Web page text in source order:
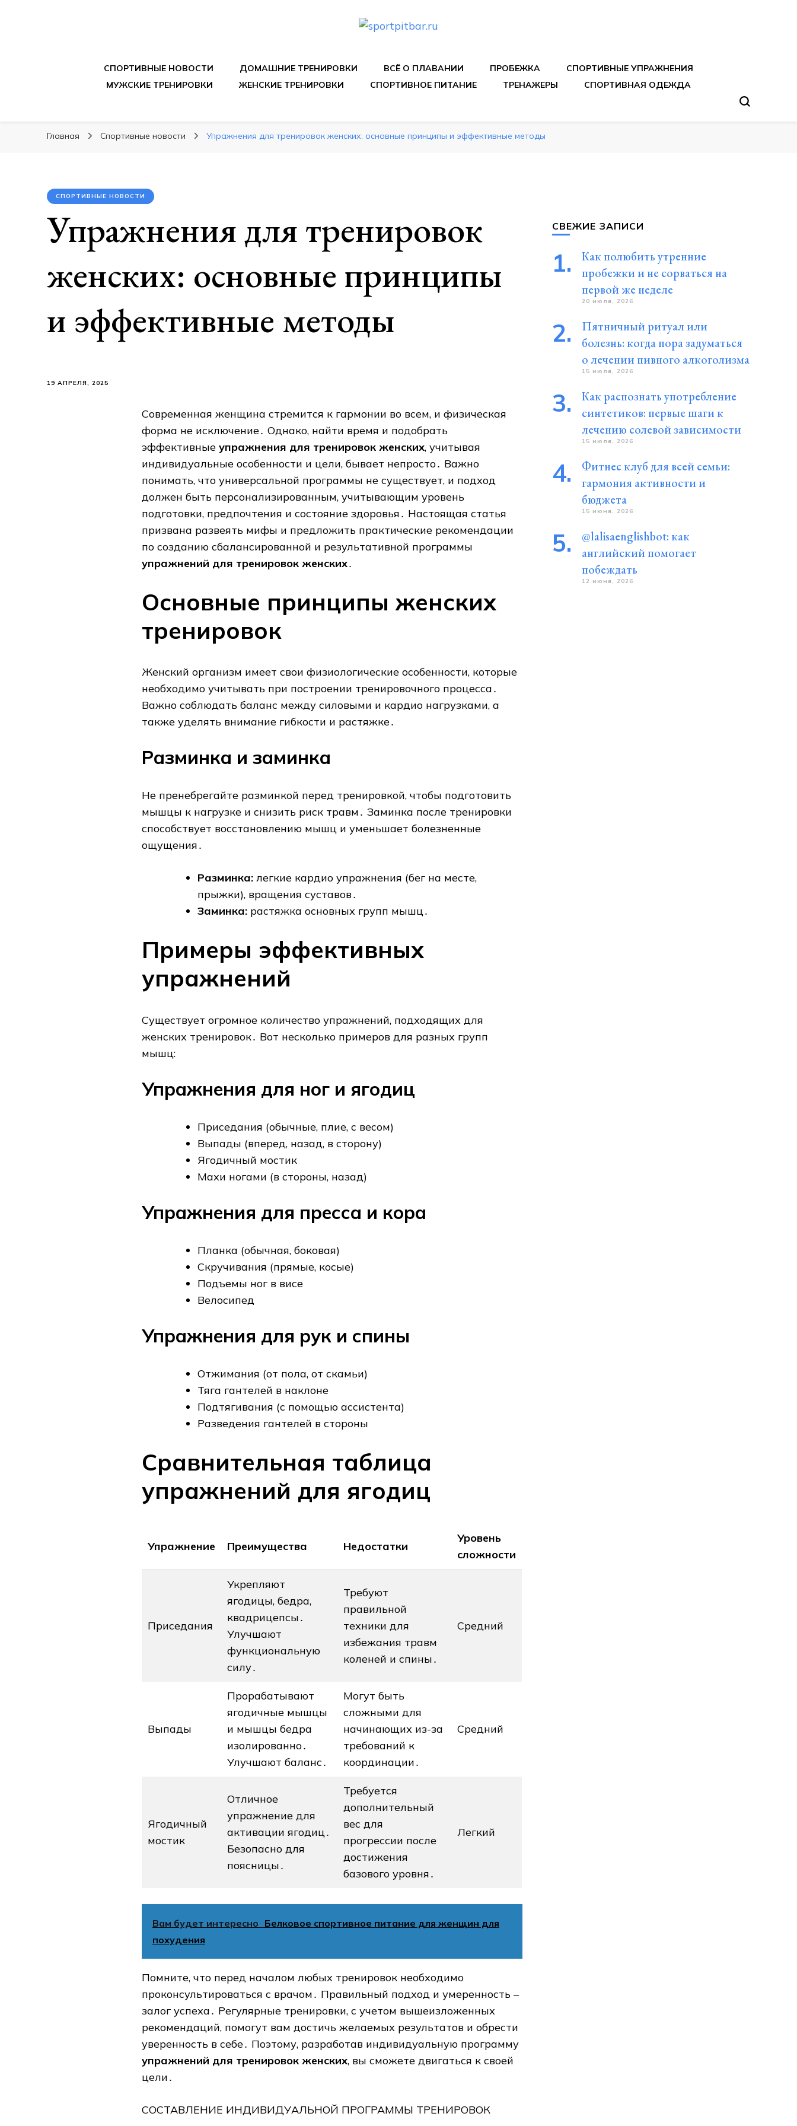
СПОРТИВНЫЕ НОВОСТИ ДОМАШНИЕ ТРЕНИРОВКИ ВСЁ О ПЛАВАНИИ ПРОБЕЖКА
СПОРТИВНЫЕ УПРАЖНЕНИЯ
МУЖСКИЕ ТРЕНИРОВКИ
ЖЕНСКИЕ ТРЕНИРОВКИ СПОРТИВНОЕ ПИТАНИЕ ТРЕНАЖЕРЫ СПОРТИВНАЯ ОДЕЖДА
Главная Спортивные новости Упражнения для тренировок женских: основные принципы и эффективные методы
СПОРТИВНЫЕ НОВОСТИ
Упражнения для тренировок
женских: основные принципы
и эффективные методы
19 АПРЕЛЯ, 2025
Современная женщина стремится к гармонии во всем, и физическая
форма не исключение․ Однако, найти время и подобрать
эффективные упражнения для тренировок женских, учитывая
индивидуальные особенности и цели, бывает непросто․ Важно
понимать, что универсальной программы не существует, и подход
должен быть персонализированным, учитывающим уровень
подготовки, предпочтения и состояние здоровья․ Настоящая статья
призвана развеять мифы и предложить практические рекомендации
по созданию сбалансированной и результативной программы
упражнений для тренировок женских․
Основные принципы женских
тренировок
Женский организм имеет свои физиологические особенности, которые
необходимо учитывать при построении тренировочного процесса․
Важно соблюдать баланс между силовыми и кардио нагрузками, а
также уделять внимание гибкости и растяжке․
Разминка и заминка
Не пренебрегайте разминкой перед тренировкой, чтобы подготовить
мышцы к нагрузке и снизить риск травм․ Заминка после тренировки
способствует восстановлению мышц и уменьшает болезненные
ощущения․
Разминка: легкие кардио упражнения (бег на месте,
прыжки), вращения суставов․
Заминка: растяжка основных групп мышц․
Примеры эффективных
упражнений
Существует огромное количество упражнений, подходящих для
женских тренировок․ Вот несколько примеров для разных групп
мышц:
Упражнения для ног и ягодиц
Приседания (обычные, плие, с весом)
Выпады (вперед, назад, в сторону)
Ягодичный мостик
Махи ногами (в стороны, назад)
Упражнения для пресса и кора
Планка (обычная, боковая)
Скручивания (прямые, косые)
Подъемы ног в висе
Велосипед
Упражнения для рук и спины
Отжимания (от пола, от скамьи)
Тяга гантелей в наклоне
Подтягивания (с помощью ассистента)
Разведения гантелей в стороны
Сравнительная таблица
упражнений для ягодиц
Упражнение Преимущества Недостатки
Уровень
сложности
Приседания
Укрепляют
ягодицы, бедра,
квадрицепсы․
Улучшают
функциональную
силу․
Требуют
правильной
техники для
избежания травм
коленей и спины․
Средний
Выпады
Прорабатывают
ягодичные мышцы
и мышцы бедра
изолированно․
Улучшают баланс․
Могут быть
сложными для
начинающих из-за
требований к
координации․
Средний
Ягодичный
мостик
Отличное
упражнение для
активации ягодиц․
Безопасно для
поясницы․
Требуется
дополнительный
вес для
прогрессии после
достижения
базового уровня․
Легкий
Вам будет интересно Белковое спортивное питание для женщин для
похудения
Помните, что перед началом любых тренировок необходимо
проконсультироваться с врачом․ Правильный подход и умеренность –
залог успеха․ Регулярные тренировки, с учетом вышеизложенных
рекомендаций, помогут вам достичь желаемых результатов и обрести
уверенность в себе․ Поэтому, разработав индивидуальную программу
упражнений для тренировок женских, вы сможете двигаться к своей
цели․
СОСТАВЛЕНИЕ ИНДИВИДУАЛЬНОЙ ПРОГРАММЫ ТРЕНИРОВОК
СВЕЖИЕ ЗАПИСИ
Как полюбить утренние
пробежки и не сорваться на
первой же неделе
20 июля, 2026
Пятничный ритуал или
болезнь: когда пора задуматься
о лечении пивного алкоголизма
15 июля, 2026
Как распознать употребление
синтетиков: первые шаги к
лечению солевой зависимости
15 июля, 2026
Фитнес клуб для всей семьи:
гармония активности и
бюджета
15 июня, 2026
@lalisaenglishbot: как
английский помогает
побеждать
12 июня, 2026